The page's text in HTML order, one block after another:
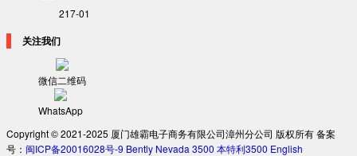
217-01
关注我们
微信二维码
WhatsApp
Copyright © 2021-2025 厦门雄霸电子商务有限公司漳州分公司 版权所有 备案
号： 闽ICP备20016028号-9 Bently Nevada 3500 本特利3500 English